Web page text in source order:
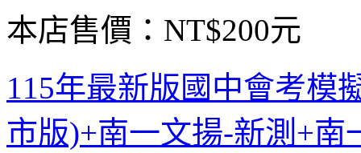
本店售價： NT$200元
115年最新版國中會考模
市版)+南一文揚-新測+南